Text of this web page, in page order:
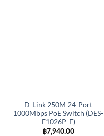
D-Link 250M 24-Port
1000Mbps PoE Switch (DES-
F1026P-E)
฿7,940.00